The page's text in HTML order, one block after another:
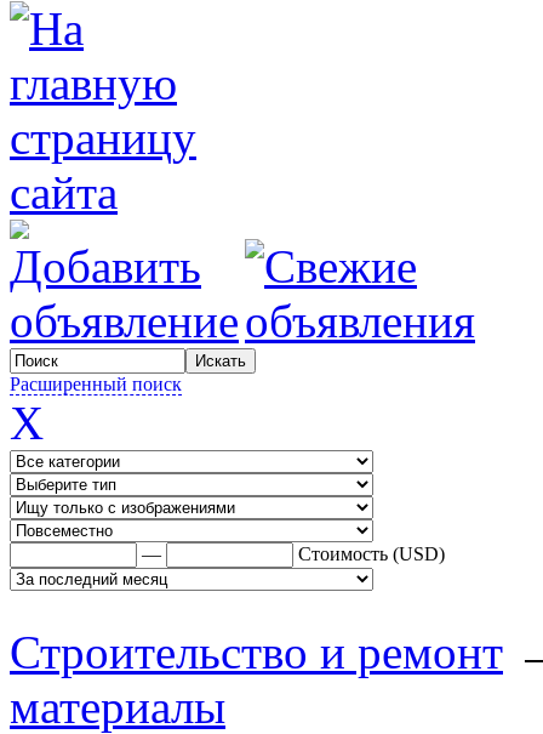
Расширенный поиск
X
— Стоимость (USD)
Строительство и ремонт
материалы